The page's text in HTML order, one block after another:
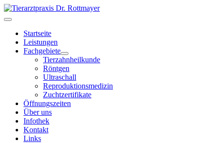
Startseite
Leistungen
Fachgebiete
Tierzahnheilkunde
Röntgen
Ultraschall
Reproduktionsmedizin
Zuchtzertifikate
Öffnungszeiten
Über uns
Infothek
Kontakt
Links